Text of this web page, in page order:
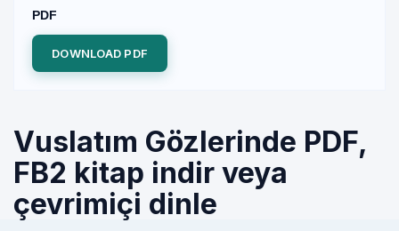
PDF
DOWNLOAD PDF
Vuslatım Gözlerinde PDF,
FB2 kitap indir veya
çevrimiçi dinle